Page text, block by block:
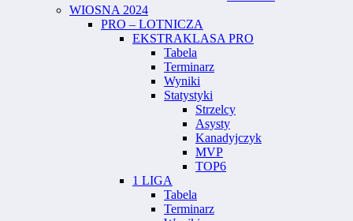
WIOSNA 2024
PRO – LOTNICZA
EKSTRAKLASA PRO
Tabela
Terminarz
Wyniki
Statystyki
Strzelcy
Asysty
Kanadyjczyk
MVP
TOP6
1 LIGA
Tabela
Terminarz